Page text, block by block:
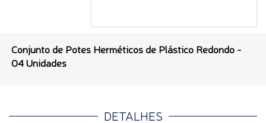
Conjunto de Potes Herméticos de Plástico Redondo -
04 Unidades
DETALHES